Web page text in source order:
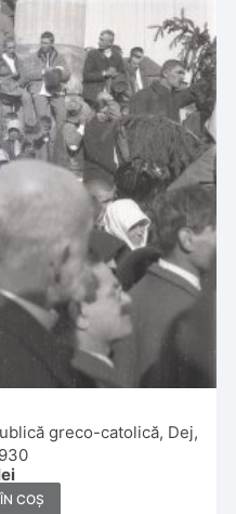
greco-catolică, Dej,
COȘ